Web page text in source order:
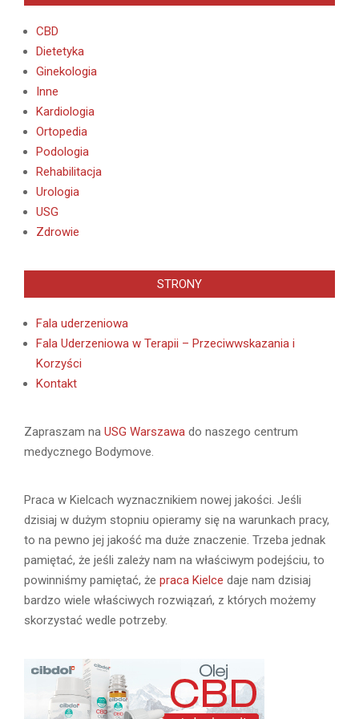
CBD
Dietetyka
Ginekologia
Inne
Kardiologia
Ortopedia
Podologia
Rehabilitacja
Urologia
USG
Zdrowie
STRONY
Fala uderzeniowa
Fala Uderzeniowa w Terapii – Przeciwwskazania i
Korzyści
Kontakt
Zapraszam na USG Warszawa do naszego centrum
medycznego Bodymove.
Praca w Kielcach wyznacznikiem nowej jakości. Jeśli
dzisiaj w dużym stopniu opieramy się na warunkach pracy,
to na pewno jej jakość ma duże znaczenie. Trzeba jednak
pamiętać, że jeśli zależy nam na właściwym podejściu, to
powinniśmy pamiętać, że praca Kielce daje nam dzisiaj
bardzo wiele właściwych rozwiązań, z których możemy
skorzystać wedle potrzeby.